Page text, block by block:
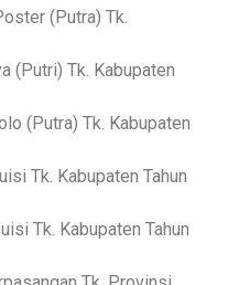
(Putra) Tk.
(Putri) Tk. Kabupaten
(Putra) Tk. Kabupaten
Tk. Kabupaten Tahun
Tk. Kabupaten Tahun